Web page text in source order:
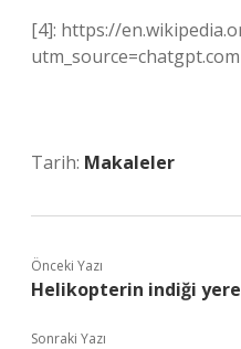
[4]: https://
utm_source=chatgpt.com
Tarih: Makaleler
Önceki Yazı
Helikopterin indiği
Sonraki Yazı